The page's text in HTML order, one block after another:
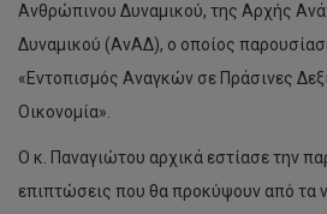
Ανθρώπινου Δυναμικού, της Αρχής
Δυναμικού (ΑνΑΔ), ο οποίος
«Εντοπισμός Αναγκών σε Πράσινες
Οικονομία».
Ο κ. Παναγιώτου αρχικά εστίασε την
επιπτώσεις που θα προκύψουν από τα